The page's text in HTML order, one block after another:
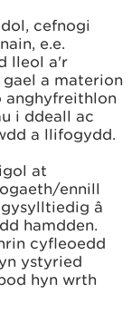
cefnogi
e.e.
lleol a'r
a materion
i ddeall ac
a llifogydd.
at
ennill
â
hamdden.
cyfleoedd
ystyried
hyn wrth